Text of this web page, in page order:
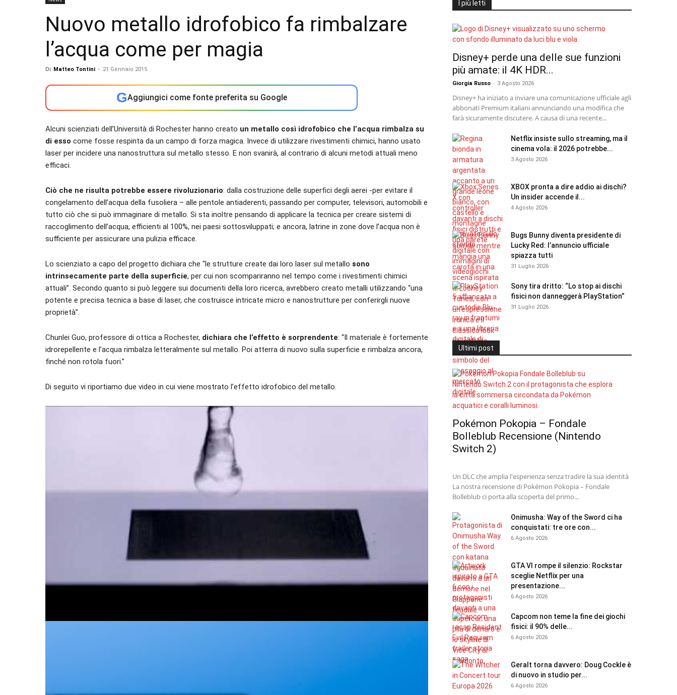
Nuovo metallo idrofobico fa rimbalzare
l’acqua come per magia
Di Matteo Tontini - 21 Gennaio 2015
GAggiungici come fonte preferita su Google
Alcuni scienziati dell’Università di Rochester hanno creato un metallo così idrofobico che l’acqua rimbalza su
di esso come fosse respinta da un campo di forza magica. Invece di utilizzare rivestimenti chimici, hanno usato
laser per incidere una nanostruttura sul metallo stesso. E non svanirà, al contrario di alcuni metodi attuali meno
efficaci.
Ciò che ne risulta potrebbe essere rivoluzionario: dalla costruzione delle superfici degli aerei -per evitare il
congelamento dell’acqua della fusoliera – alle pentole antiaderenti, passando per computer, televisori, automobili e
tutto ciò che si può immaginare di metallo. Si sta inoltre pensando di applicare la tecnica per creare sistemi di
raccoglimento dell’acqua, efficienti al 100%, nei paesi sottosviluppati; e ancora, latrine in zone dove l’acqua non è
sufficiente per assicurare una pulizia efficace.
Lo scienziato a capo del progetto dichiara che “le strutture create dai loro laser sul metallo sono
intrinsecamente parte della superficie, per cui non scompariranno nel tempo come i rivestimenti chimici
attuali”. Secondo quanto si può leggere sui documenti della loro ricerca, avrebbero creato metalli utilizzando “una
potente e precisa tecnica a base di laser, che costruisce intricate micro e nanostrutture per conferirgli nuove
proprietà”.
Chunlei Guo, professore di ottica a Rochester, dichiara che l’effetto è sorprendente: “Il materiale è fortemente
idrorepellente e l’acqua rimbalza letteralmente sul metallo. Poi atterra di nuovo sulla superficie e rimbalza ancora,
finché non rotola fuori.”
Di seguito vi riportiamo due video in cui viene mostrato l’effetto idrofobico del metallo.
I più letti
Disney+ perde una delle sue funzioni
più amate: il 4K HDR...
Giorgia Russo - 3 Agosto 2026
Disney+ ha iniziato a inviare una comunicazione ufficiale agli
abbonati Premium italiani annunciando una modifica che
farà sicuramente discutere. A causa di una recente...
Netflix insiste sullo streaming, ma il
cinema vola: il 2026 potrebbe...
3 Agosto 2026
XBOX pronta a dire addio ai dischi?
Un insider accende il...
4 Agosto 2026
Bugs Bunny diventa presidente di
Lucky Red: l’annuncio ufficiale
spiazza tutti
31 Luglio 2026
Sony tira dritto: “Lo stop ai dischi
fisici non danneggerà PlayStation”
31 Luglio 2026
Ultimi post
Pokémon Pokopia – Fondale
Bolleblub Recensione (Nintendo
Switch 2)
Un DLC che amplia l'esperienza senza tradire la sua identità
La nostra recensione di Pokémon Pokopia – Fondale
Bolleblub ci porta alla scoperta del primo...
Onimusha: Way of the Sword ci ha
conquistati: tre ore con...
6 Agosto 2026
GTA VI rompe il silenzio: Rockstar
sceglie Netflix per una
presentazione...
6 Agosto 2026
Capcom non teme la fine dei giochi
fisici: il 90% delle...
6 Agosto 2026
Geralt torna davvero: Doug Cockle è
di nuovo in studio per...
6 Agosto 2026